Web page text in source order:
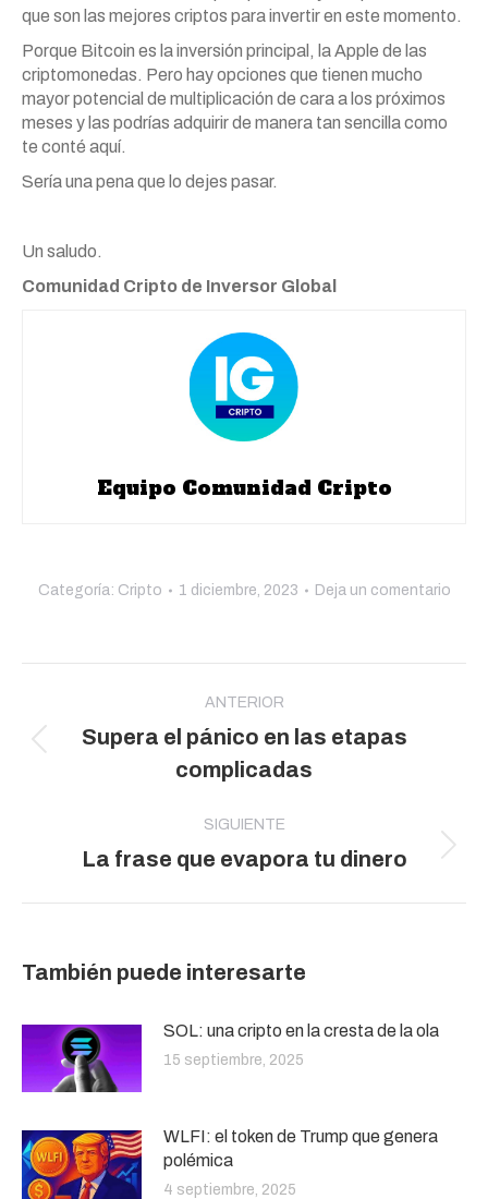
que son las mejores criptos para invertir en este momento.
Porque Bitcoin es la inversión principal, la Apple de las
criptomonedas. Pero hay opciones que tienen mucho
mayor potencial de multiplicación de cara a los próximos
meses y las podrías adquirir de manera tan sencilla como
te conté aquí.
Sería una pena que lo dejes pasar.
Un saludo.
Comunidad Cripto de Inversor Global
Equipo Comunidad Cripto
Categoría: Cripto 1 diciembre, 2023 Deja un comentario
publicaciones
ANTERIOR
Publicación
anterior:
Supera el pánico en las etapas
complicadas
SIGUIENTE
Publicación
La frase que evapora tu dinero
También puede interesarte
SOL: una cripto en la cresta de la ola
15 septiembre, 2025
WLFI: el token de Trump que genera
polémica
4 septiembre, 2025